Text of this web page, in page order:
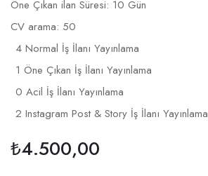
Öne Çıkan ilan Süresi: 10 Gün
CV arama: 50
4 Normal İş İlanı Yayınlama
1 Öne Çıkan İş İlanı Yayınlama
0 Acil İş İlanı Yayınlama
2 Instagram Post & Story İş İlanı Yayınlama
₺4.500,00